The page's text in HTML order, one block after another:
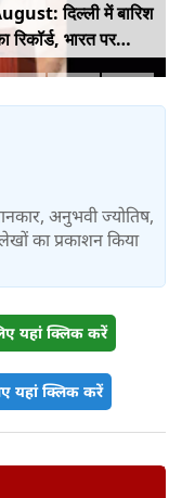
दिल्ली में बारिश
भारत पर
Gen Z पर कंगना
अनुभवी ज्योतिष,
का प्रकाशन किया
यहां क्लिक करें
यहां क्लिक करें